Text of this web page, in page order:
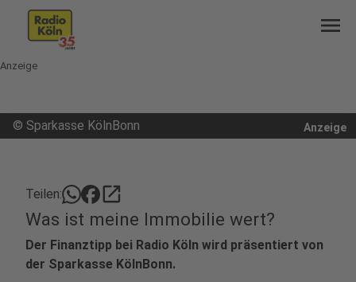
menu
Anzeige
Anzeige
© Sparkasse KölnBonn
Teilen: open_in_new
Was ist meine Immobilie wert?
Der Finanztipp bei Radio Köln wird präsentiert von
der Sparkasse KölnBonn.